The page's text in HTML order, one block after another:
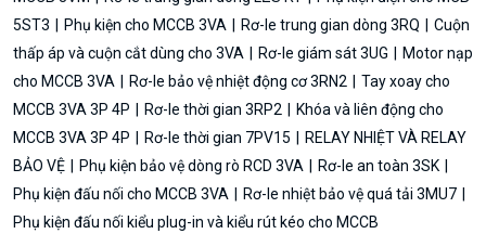
5ST3
Phụ kiện cho MCCB 3VA Rơ-le trung gian dòng 3RQ
Cuộn
thấp áp và cuộn cắt dùng cho 3VA
Rơ-le giám sát 3UG
Motor nạp
cho MCCB 3VA
Rơ-le bảo vệ nhiệt động cơ 3RN2
Tay xoay cho
MCCB 3VA 3P 4P
Rơ-le thời gian 3RP2
Khóa và liên động cho
MCCB 3VA 3P 4P
Rơ-le thời gian 7PV15
RELAY NHIỆT VÀ RELAY
BẢO VỆ
Phụ kiện bảo vệ dòng rò RCD 3VA
Rơ-le an toàn 3SK
Phụ kiện đấu nối cho MCCB 3VA
Rơ-le nhiệt bảo vệ quá tải 3MU7
Phụ kiện đấu nối kiểu plug-in và kiểu rút kéo cho MCCB